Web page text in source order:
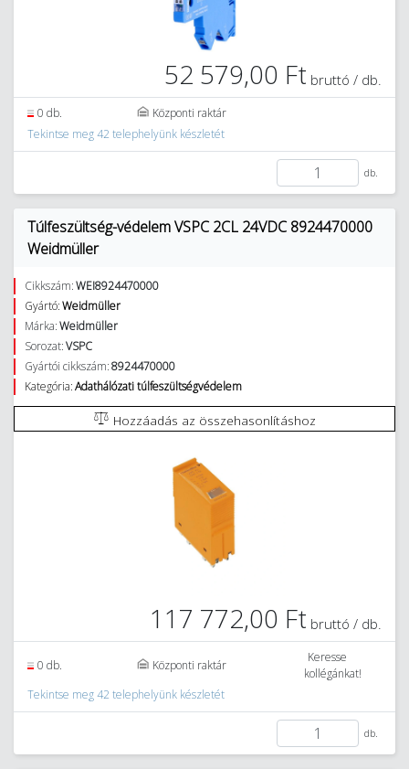
52 579,00 Ft bruttó / db.
0 db.
Központi raktár
Tekintse meg 42 telephelyünk készletét
db.
Túlfeszültség-védelem VSPC 2CL 24VDC 8924470000
Weidmüller
Cikkszám:WEI8924470000
Gyártó:Weidmüller
Márka:Weidmüller
Sorozat:VSPC
Gyártói cikkszám:8924470000
Kategória:Adathálózati túlfeszültségvédelem
Hozzáadás az összehasonlításhoz
117 772,00 Ft bruttó / db.
0 db. Központi raktár
Keresse
kollégánkat!
Tekintse meg 42 telephelyünk készletét
db.